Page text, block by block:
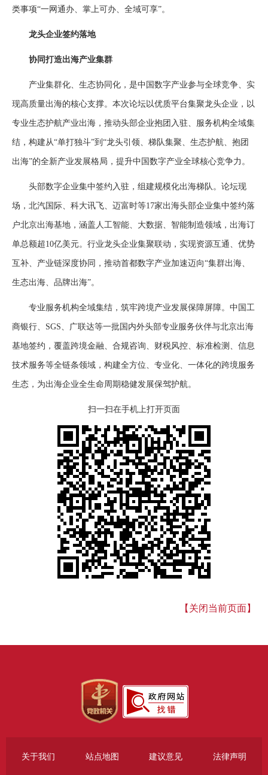
类事项“一网通办、掌上可办、全域可享”。
龙头企业签约落地
协同打造出海产业集群
产业集群化、生态协同化，是中国数字产业参与全球竞争、实
现高质量出海的核心支撑。本次论坛以优质平台集聚龙头企业，以
专业生态护航产业出海，推动头部企业抱团入驻、服务机构全域集
结，构建从“单打独斗”到“龙头引领、梯队集聚、生态护航、抱团
出海”的全新产业发展格局，提升中国数字产业全球核心竞争力。
头部数字企业集中签约入驻，组建规模化出海梯队。论坛现
场，北汽国际、科大讯飞、迈富时等17家出海头部企业集中签约落
户北京出海基地，涵盖人工智能、大数据、智能制造领域，出海订
单总额超10亿美元。行业龙头企业集聚联动，实现资源互通、优势
互补、产业链深度协同，推动首都数字产业加速迈向“集群出海、
生态出海、品牌出海”。
专业服务机构全域集结，筑牢跨境产业发展保障屏障。中国工
商银行、SGS、广联达等一批国内外头部专业服务伙伴与北京出海
基地签约，覆盖跨境金融、合规咨询、财税风控、标准检测、信息
技术服务等全链条领域，构建全方位、专业化、一体化的跨境服务
生态，为出海企业全生命周期稳健发展保驾护航。
扫一扫在手机上打开页面
【关闭当前页面】
关于我们 站点地图 建议意见 法律声明